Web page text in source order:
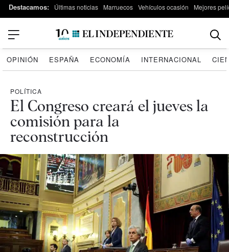
Destacamos: Últimas noticias Marruecos Vehículos ocasión Mejores
OPINIÓN ESPAÑA ECONOMÍA INTERNACIONAL
POLÍTICA
El Congreso creará el jueves la
comisión para la
reconstrucción